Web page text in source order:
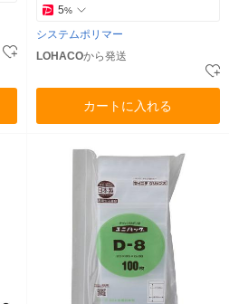
5%
システムポリマー
LOHACOから発送
カートに入れる